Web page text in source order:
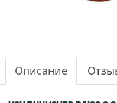
Описание